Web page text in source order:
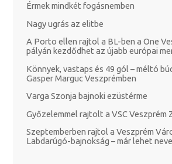
Érmek mindkét fogásnemben
Nagy ugrás az elitbe
A Porto ellen rajtol a BL-ben a One
pályán kezdődhet az újabb európai
Könnyek, vastaps és 49 gól – méltó
Gasper Marguc Veszprémben
Varga Szonja bajnoki ezüstérme
Győzelemmel rajtolt a VSC Veszprém
Szeptemberben rajtol a Veszprém
Labdarúgó-bajnokság – már lehet